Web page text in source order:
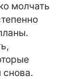
молчать
снова.